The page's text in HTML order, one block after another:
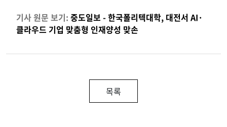
기사 원문 보기: 중도일보 - 한국폴리텍대학, 대전서 AI·
클라우드 기업 맞춤형 인재양성 맞손
목록